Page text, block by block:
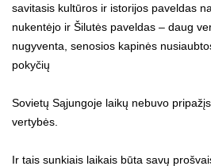
savitasis kultūros ir istorijos paveldas
nukentėjo ir Šilutės paveldas – daug
nugyventa, senosios kapinės
pokyčių
Sovietų Sąjungoje laikų nebuvo
vertybės.
Ir tais sunkiais laikais būta savų